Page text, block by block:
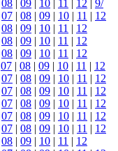
08 | 09 | 10 | 11 | 12 | 9/
07 | 08 | 09 | 10 | 11 | 12
08 | 09 | 10 | 11 | 12
08 | 09 | 10 | 11 | 12
08 | 09 | 10 | 11 | 12
07 | 08 | 09 | 10 | 11 | 12
07 | 08 | 09 | 10 | 11 | 12
07 | 08 | 09 | 10 | 11 | 12
07 | 08 | 09 | 10 | 11 | 12
07 | 08 | 09 | 10 | 11 | 12
07 | 08 | 09 | 10 | 11 | 12
08 | 09 | 10 | 11 | 12